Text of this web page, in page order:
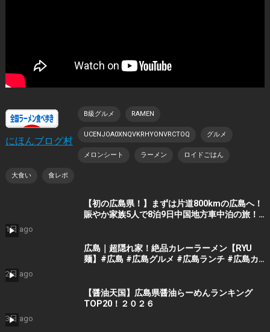
にほんブログ村
B級グルメ RAMEN
UCENJOA0XNQVKRHYONVRCTOQ グルメ
メロンシート ラーメン ロイドごはん
大食い 食レポ
【初の広島県！】まずは片道800kmの広島へ！
賑やか家族5人で8泊9日中国地方車中泊の旅！
グカーで全国制覇！＞
1日 ago
広島｜超隠れ家！絶品カレーラーメン【RYU
麺】#広島 #広島グルメ #広島ランチ #広島カ
2日 ago
【醤油天国】広島県醤油らーめんランキング
TOP20！２０２６
3日 ago